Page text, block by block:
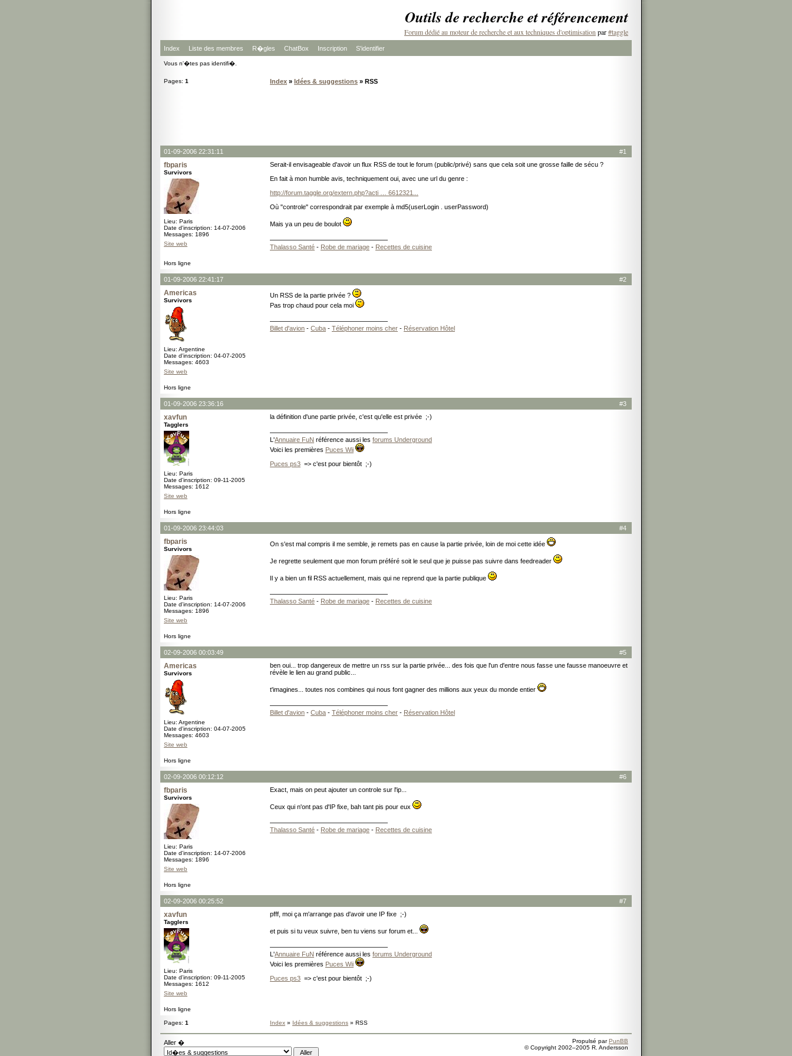
Outils de recherche et référencement
Forum dédié au moteur de recherche et aux techniques d'optimisation par#taggle
Index Liste des membres R�gles ChatBox Inscription S'identifier
Vous n'�tes pas identifi�.
Pages: 1 Index » Idées & suggestions » RSS
#1
01-09-2006 22:31:11
fbparis
Survivors
Lieu: Paris
Date d'inscription: 14-07-2006
Messages: 1896
Site web
Serait-il envisageable d'avoir un flux RSS de tout le forum (public/privé) sans que cela soit une grosse faille de sécu ?
En fait à mon humble avis, techniquement oui, avec une url du genre :
http://forum.taggle.org/extern.php?acti … 6612321...
Où "controle" correspondrait par exemple à md5(userLogin . userPassword)
Mais ya un peu de boulot
Thalasso Santé - Robe de mariage - Recettes de cuisine
Hors ligne
#2
01-09-2006 22:41:17
Americas
Survivors
Lieu: Argentine
Date d'inscription: 04-07-2005
Messages: 4603
Site web
Un RSS de la partie privée ?
Pas trop chaud pour cela moi
Billet d'avion - Cuba - Téléphoner moins cher - Réservation Hôtel
Hors ligne
#3
01-09-2006 23:36:16
xavfun
Tagglers
Lieu: Paris
Date d'inscription: 09-11-2005
Messages: 1612
Site web
la définition d'une partie privée, c'est qu'elle est privée ;-)
L'Annuaire FuN référence aussi les forums Underground
Voici les premières Puces Wii
Puces ps3 => c'est pour bientôt ;-)
Hors ligne
#4
01-09-2006 23:44:03
fbparis
Survivors
Lieu: Paris
Date d'inscription: 14-07-2006
Messages: 1896
Site web
On s'est mal compris il me semble, je remets pas en cause la partie privée, loin de moi cette idée
Je regrette seulement que mon forum préféré soit le seul que je puisse pas suivre dans feedreader
Il y a bien un fil RSS actuellement, mais qui ne reprend que la partie publique
Thalasso Santé - Robe de mariage - Recettes de cuisine
Hors ligne
#5
02-09-2006 00:03:49
Americas
Survivors
Lieu: Argentine
Date d'inscription: 04-07-2005
Messages: 4603
Site web
ben oui... trop dangereux de mettre un rss sur la partie privée... des fois que l'un d'entre nous fasse une fausse manoeuvre et
révèle le lien au grand public...
t'imagines... toutes nos combines qui nous font gagner des millions aux yeux du monde entier
Billet d'avion - Cuba - Téléphoner moins cher - Réservation Hôtel
Hors ligne
#6
02-09-2006 00:12:12
fbparis
Survivors
Lieu: Paris
Date d'inscription: 14-07-2006
Messages: 1896
Site web
Exact, mais on peut ajouter un controle sur l'ip...
Ceux qui n'ont pas d'IP fixe, bah tant pis pour eux
Thalasso Santé - Robe de mariage - Recettes de cuisine
Hors ligne
#7
02-09-2006 00:25:52
xavfun
Tagglers
Lieu: Paris
Date d'inscription: 09-11-2005
Messages: 1612
Site web
pfff, moi ça m'arrange pas d'avoir une IP fixe ;-)
et puis si tu veux suivre, ben tu viens sur forum et...
L'Annuaire FuN référence aussi les forums Underground
Voici les premières Puces Wii
Puces ps3 => c'est pour bientôt ;-)
Hors ligne
Pages: 1 Index » Idées & suggestions » RSS
Aller � Propulsé parPunBB
© Copyright 2002–2005 R. Andersson